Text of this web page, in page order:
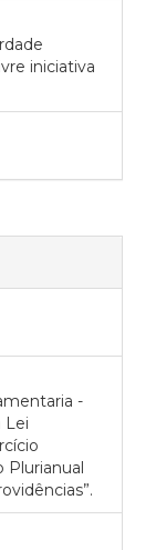
iniciativa
-
Lei
Plurianual